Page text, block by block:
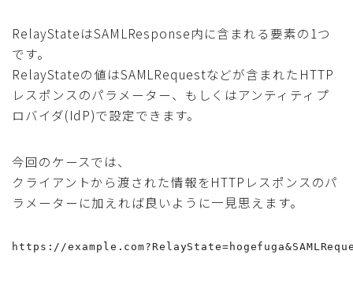
RelayStateはSAMLResponse内に含まれる要素の1つ
です。
RelayStateの値はSAMLRequestなどが含まれたHTTP
レスポンスのパラメーター、もしくはアンティティプ
ロバイダ(IdP)で設定できます。
今回のケースでは、
クライアントから渡された情報をHTTPレスポンスのパ
ラメーターに加えれば良いように一見思えます。
https://